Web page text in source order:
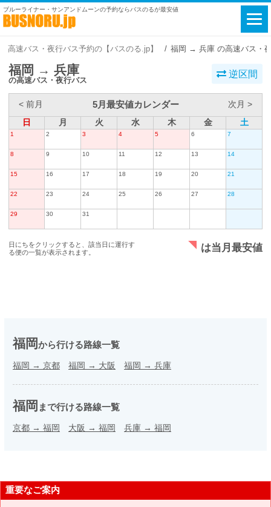
ブルーライナー・サンアンドムーンの予約ならバスのるが最安値
高速バス・夜行バス予約の【バスのる.jp】 福岡 → 兵庫 の高速バス・
福岡 → 兵庫
の高速バス・夜行バス
逆区間
< 前月 5月最安値カレンダー
次月 >
日
月 火 水 木 金 土
1 2 3 4 5 6 7
8 9 10 11 12 13 14
15 16 17 18 19 20 21
22 23 24 25 26 27 28
29 30 31
日にちをクリックすると、該当日に運行す
る便の一覧が表示されます。
は当月最安値
福岡から行ける路線一覧
福岡 → 京都 福岡 → 大阪 福岡 → 兵庫
福岡 まで行ける路線一覧
京都 → 福岡 大阪 → 福岡 兵庫 → 福岡
重要なご案内